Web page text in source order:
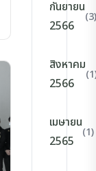
กันยายน
2566
(3)
สิงหาคม
2566
เมษายน
2565
(1)